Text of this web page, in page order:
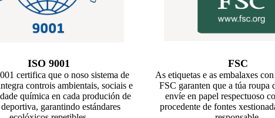
ISO 9001
certifica que o noso sistema de
controis ambientais, sociais e
química en cada produción de
garantindo estándares
FSC
As etiquetas e as embalaxes
FSC garanten que a túa roupa
envíe en papel respectuoso
procedente de fontes